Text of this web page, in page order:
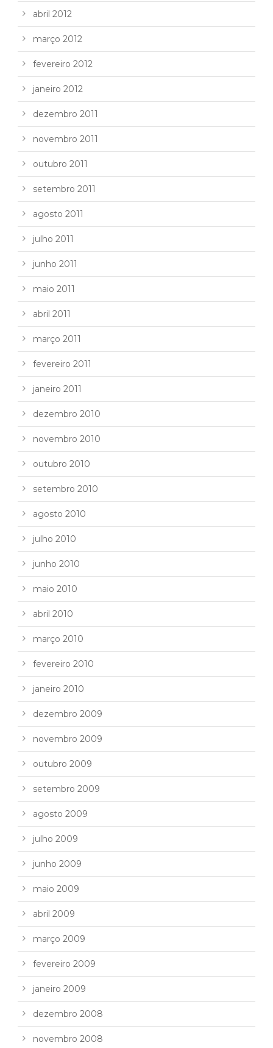
abril 2012
março 2012
fevereiro 2012
janeiro 2012
dezembro 2011
novembro 2011
outubro 2011
setembro 2011
agosto 2011
julho 2011
junho 2011
maio 2011
abril 2011
março 2011
fevereiro 2011
janeiro 2011
dezembro 2010
novembro 2010
outubro 2010
setembro 2010
agosto 2010
julho 2010
junho 2010
maio 2010
abril 2010
março 2010
fevereiro 2010
janeiro 2010
dezembro 2009
novembro 2009
outubro 2009
setembro 2009
agosto 2009
julho 2009
junho 2009
maio 2009
abril 2009
março 2009
fevereiro 2009
janeiro 2009
dezembro 2008
novembro 2008